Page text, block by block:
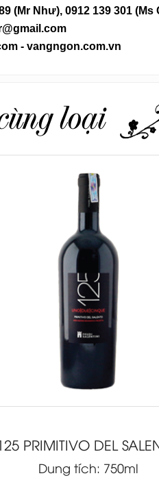
(Mr Như), 0912 139 301(Ms
- vangngon.com.vn
loại
PRIMITIVO DEL
Dung tích: 750ml